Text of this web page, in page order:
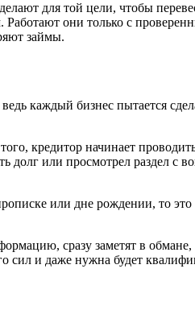
для той цели, чтобы
они только с
займы.
каждый бизнес пытается
кредитор начинает
долг или просмотрел раздел с
или дне рождении, то
сразу заметят в обмане,
сил и даже нужна будет